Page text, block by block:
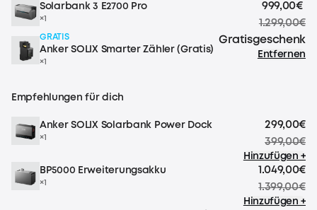
Solarbank 3 E2700 Pro
×1
999,00€
1.299,00€
GRATIS
Anker SOLIX Smarter Zähler (Gratis)
×1
Gratisgeschenk
Entfernen
Empfehlungen für dich
Anker SOLIX Solarbank Power Dock
×1
299,00€
399,00€
Hinzufügen +
BP5000 Erweiterungsakku
×1
1.049,00€
1.399,00€
Hinzufügen +